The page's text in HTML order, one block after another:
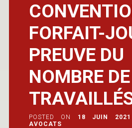
FORFAIT-
PREUVE DU
NOMBRE
POSTED ON 18 JUIN 2021
AVOCATS